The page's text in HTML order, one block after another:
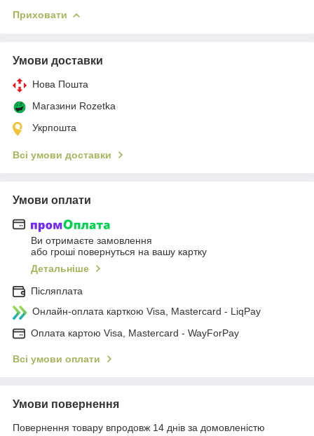
Приховати
Умови доставки
Нова Пошта
Магазини Rozetka
Укрпошта
Всі умови доставки
Умови оплати
Ви отримаєте замовлення
або гроші повернуться на вашу картку
Детальніше
Післяплата
Онлайн-оплата карткою Visa, Mastercard - LiqPay
Оплата картою Visa, Mastercard - WayForPay
Всі умови оплати
Умови повернення
Повернення товару впродовж 14 днів за домовленістю